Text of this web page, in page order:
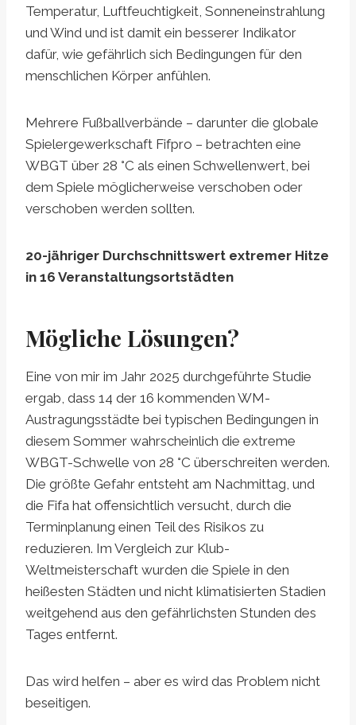
Temperatur, Luftfeuchtigkeit, Sonneneinstrahlung
und Wind und ist damit ein besserer Indikator
dafür, wie gefährlich sich Bedingungen für den
menschlichen Körper anfühlen.
Mehrere Fußballverbände – darunter die globale
Spielergewerkschaft Fifpro – betrachten eine
WBGT über 28 °C als einen Schwellenwert, bei
dem Spiele möglicherweise verschoben oder
verschoben werden sollten.
20-jähriger Durchschnittswert extremer Hitze
in 16 Veranstaltungsortstädten
Mögliche Lösungen?
Eine von mir im Jahr 2025 durchgeführte Studie
ergab, dass 14 der 16 kommenden WM-
Austragungsstädte bei typischen Bedingungen in
diesem Sommer wahrscheinlich die extreme
WBGT-Schwelle von 28 °C überschreiten werden.
Die größte Gefahr entsteht am Nachmittag, und
die Fifa hat offensichtlich versucht, durch die
Terminplanung einen Teil des Risikos zu
reduzieren. Im Vergleich zur Klub-
Weltmeisterschaft wurden die Spiele in den
heißesten Städten und nicht klimatisierten Stadien
weitgehend aus den gefährlichsten Stunden des
Tages entfernt.
Das wird helfen – aber es wird das Problem nicht
beseitigen.